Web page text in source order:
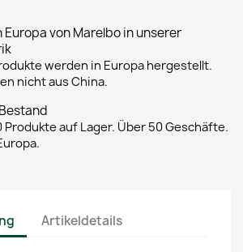
von Marelbo in unserer
werden in Europa hergestellt.
nicht aus China.
Produkte auf Lager. Über 50 Geschäfte.
Artikeldetails